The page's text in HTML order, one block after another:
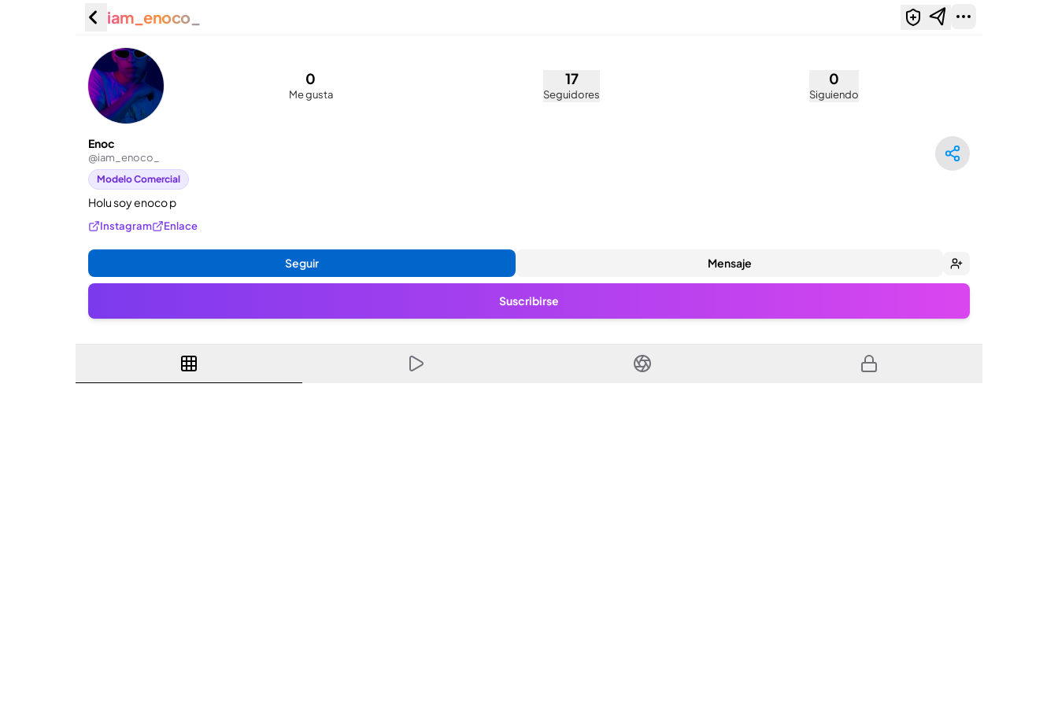
iam_enoco_
0
Me gusta
17
Seguidores
0
Siguiendo
Enoc
@iam_enoco_
Modelo Comercial
Holu soy enoco p
Instagram Enlace
Seguir Mensaje
Suscribirse